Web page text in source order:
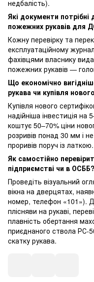
недбалість).
Які документи
пожежних рукавів для
Кожну перевірку та
експлуатаційному
фахівцями власнику
пожежних рукавів —
Що економічно
рукава чи купівля
Купівля нового
надійніша інвестиція на
коштує 50–70% ціни
розривів понад 30 мм і
проривів поруч із латкою.
Як самостійно
підприємстві чи в ОСББ?
Проведіть візуальний
вікна на дверцятах,
номер, телефон «101»).
плісняви на рукаві,
плавність обертання
приєднаного ствола РС-
скатку рукава.